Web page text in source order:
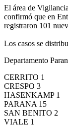
El área de
confirmó que en
registraron 101
Los casos se
Departamento
CERRITO 1
CRESPO 3
HASENKAMP 1
PARANA 15
SAN BENITO 2
VIALE 1